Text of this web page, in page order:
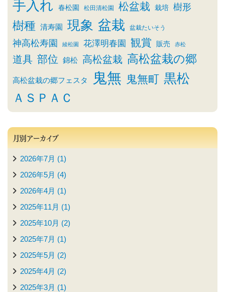
手入れ 春松園 松田清松園 松盆栽 栽培 樹形
樹種 清寿園 現象 盆栽 盆栽たいそう
神高松寿園 綾松園 花澤明春園 観賞 販売 赤松
道具 部位 錦松 高松盆栽 高松盆栽の郷
高松盆栽の郷フェスタ 鬼無 鬼無町 黒松
ＡＳＰＡＣ
月別アーカイブ
2026年7月 (1)
2026年5月 (4)
2026年4月 (1)
2025年11月 (1)
2025年10月 (2)
2025年7月 (1)
2025年5月 (2)
2025年4月 (2)
2025年3月 (1)